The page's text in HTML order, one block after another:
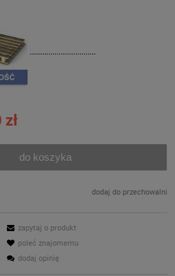
................................
do koszyka
dodaj do przechowalni
zapytaj o produkt
poleć znajomemu
dodaj opinię